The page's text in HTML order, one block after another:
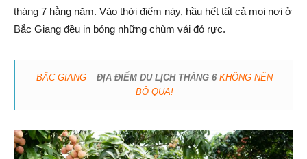
tháng 7 hằng năm. Vào thời điểm này, hầu hết tất cả mọi nơi ở
Bắc Giang đều in bóng những chùm vải đỏ rực.
BẮC GIANG– ĐỊA ĐIỂM DU LỊCH THÁNG 6 KHÔNG NÊN
BỎ QUA!